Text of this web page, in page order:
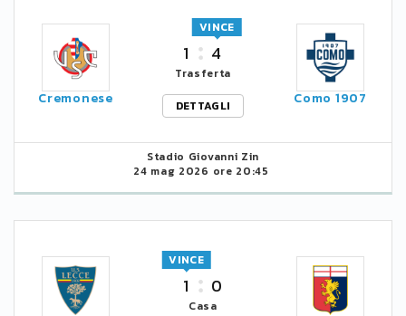
Cremonese
1 4
VINCE
Trasferta
DETTAGLI
Como 1907
Stadio Giovanni Zin
24 mag 2026 ore 20:45
1
VINCE
0
Casa